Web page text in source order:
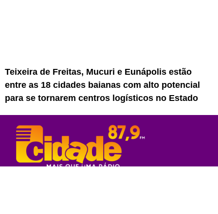
Teixeira de Freitas, Mucuri e Eunápolis estão
entre as 18 cidades baianas com alto potencial
para se tornarem centros logísticos no Estado